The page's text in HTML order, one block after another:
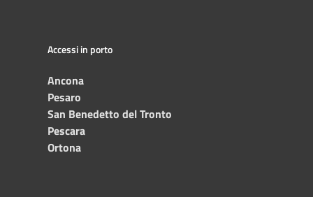
Accessi in porto
Ancona
Pesaro
San Benedetto del Tronto
Pescara
Ortona